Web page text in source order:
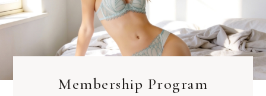
Membership Program